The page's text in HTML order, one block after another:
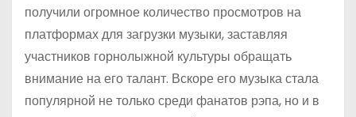
получили огромное количество просмотров на
платформах для загрузки музыки, заставляя
участников горнолыжной культуры обращать
внимание на его талант. Вскоре его музыка стала
популярной не только среди фанатов рэпа, но и в